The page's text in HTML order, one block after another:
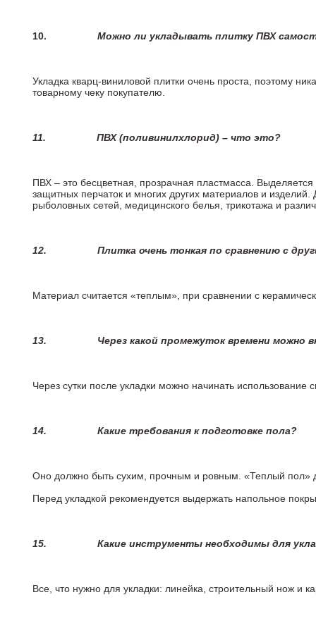
10. Можно ли укладывать плитку ПВХ
Укладка кварц-виниловой плитки очень проста, поэтому
товарному чеку покупателю.
11. ПВХ (поливинилхлорид) – что это?
ПВХ – это бесцветная, прозрачная пластмасса.
защитных перчаток и многих других материалов и
рыболовных сетей, медицинского белья, трикотажа и
12. Плитка очень тонкая по сравнению с
Материал считается «теплым», при сравнении с
13. Через какой промежуток времени можно
Через сутки после укладки можно начинать
14. Какие требования к подготовке пола?
Оно должно быть сухим, прочным и ровным. «Теплый пол»
Перед укладкой рекомендуется выдержать напольное
15. Какие инструменты необходимы для
Все, что нужно для укладки: линейка, строительный нож и